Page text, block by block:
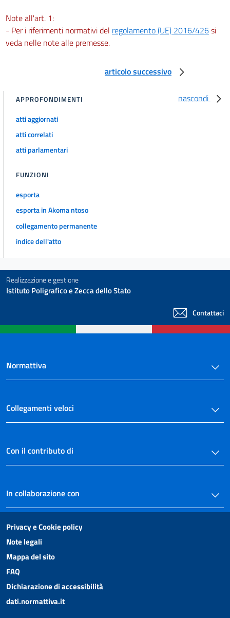
Note all'art. 1:
- Per i riferimenti normativi del regolamento (UE) 2016/426si
veda nelle note alle premesse.
articolo successivo
nascondi
APPROFONDIMENTI
atti aggiornati
atti correlati
atti parlamentari
FUNZIONI
esporta
esporta in Akoma ntoso
collegamento permanente
indice dell'atto
Realizzazione e gestione
Istituto Poligrafico e Zecca dello Stato
Contattaci
Normattiva
Collegamenti veloci
Con il contributo di
In collaborazione con
Privacy e Cookie policy
Note legali
Mappa del sito
FAQ
Dichiarazione di accessibilità
dati.normattiva.it